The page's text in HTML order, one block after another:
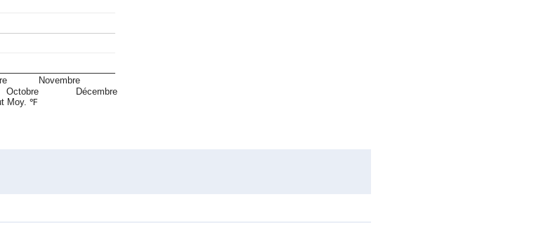
Moy. ℉
Octobre
Novembre
Décembre